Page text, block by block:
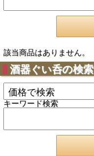
該当商品はありません。
酒器ぐい呑の検索
キーワード検索